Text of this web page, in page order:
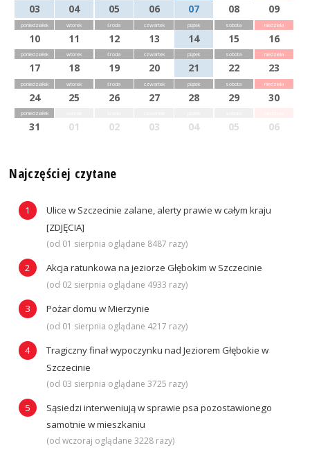
03 04 05 06 07 08 09
poniedziałek
10
wtorek
11
środa
12
czwartek
13
piątek
14
sobota
15
niedziela
16
poniedziałek
17
wtorek
18
środa
19
czwartek
20
piątek
21
sobota
22
niedziela
23
poniedziałek
24
wtorek
25
środa
26
czwartek
27
piątek
28
sobota
29
niedziela
30
poniedziałek
31 01 02 03 04 05 06
Najczęściej czytane
Ulice w Szczecinie zalane, alerty prawie w całym kraju
[ZDJĘCIA]
(od 01 sierpnia oglądane 8487 razy)
Akcja ratunkowa na jeziorze Głębokim w Szczecinie
(od 02 sierpnia oglądane 4933 razy)
Pożar domu w Mierzynie
(od 01 sierpnia oglądane 4217 razy)
Tragiczny finał wypoczynku nad Jeziorem Głębokie w
Szczecinie
(od 03 sierpnia oglądane 3725 razy)
Sąsiedzi interweniują w sprawie psa pozostawionego
samotnie w mieszkaniu
(od wczoraj oglądane 3228 razy)